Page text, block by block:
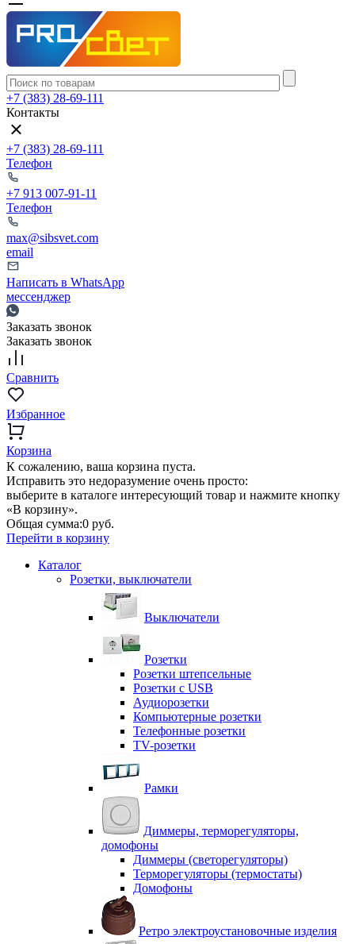
+7 (383) 28-69-111
Контакты
+7 (383) 28-69-111
Телефон
+7 913 007-91-11
Телефон
max@sibsvet.com
email
Написать в WhatsApp
мессенджер
Заказать звонок
Заказать звонок
Сравнить
Избранное
Корзина
К сожалению, ваша корзина пуста.
Исправить это недоразумение очень просто:
выберите в каталоге интересующий товар и нажмите кнопку
«В корзину».
Общая сумма:0 руб.
Перейти в корзину
Каталог
Розетки, выключатели
Выключатели
Розетки
Розетки штепсельные
Розетки с USB
Аудиорозетки
Компьютерные розетки
Телефонные розетки
TV-розетки
Рамки
Диммеры, терморегуляторы,
домофоны
Диммеры (светорегуляторы)
Терморегуляторы (термостаты)
Домофоны
Ретро электроустановочные изделия